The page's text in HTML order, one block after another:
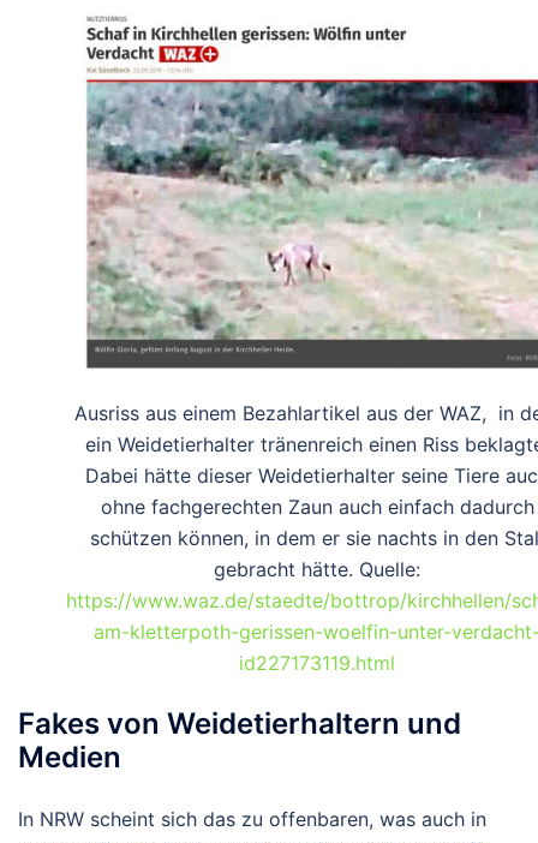
Ausriss aus einem Bezahlartikel aus der WAZ, in
ein Weidetierhalter tränenreich einen Riss
Dabei hätte dieser Weidetierhalter seine Tiere
ohne fachgerechten Zaun auch einfach dadurch
schützen können, in dem er sie nachts in den
gebracht hätte. Quelle:
https://www.waz.de/staedte/bottrop/kirchhellen/
am-kletterpoth-gerissen-woelfin-unter-
id227173119.html
Fakes von Weidetierhaltern und
Medien
In NRW scheint sich das zu offenbaren, was auch in